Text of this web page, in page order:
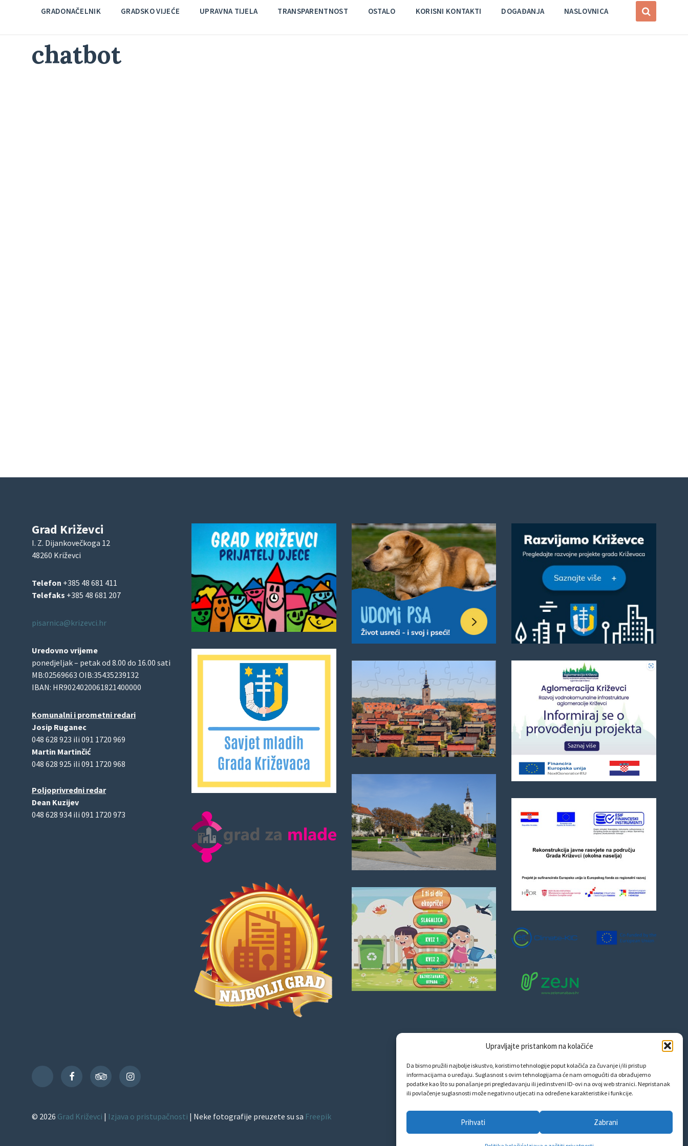
Upravljajte pristankom na kolačiće
Da bismo pružili najbolje iskustvo, koristimo tehnologije poput kolačića za čuvanje i/ili pristup
informacijama o uređaju. Suglasnost s ovim tehnologijama će nam omogućiti da obrađujemo
podatke kao što su ponašanje pri pregledavanju ili jedinstveni ID-ovi na ovoj web stranici. Nepristanak
ili povlačenje suglasnosti može negativno utjecati na određene karakteristike i funkcije.
Prihvati Zabrani
GRADONAČELNIK GRADSKO VIJEĆE UPRAVNA TIJELA TRANSPARENTNOST OSTALO KORISNI KONTAKTI DOGAĐANJA NASLOVNICA
chatbot
Grad Križevci
I. Z. Dijankovečkoga 12
48260 Križevci
Telefon +385 48 681 411
Telefaks +385 48 681 207
pisarnica@krizevci.hr
Uredovno vrijeme
ponedjeljak – petak od 8.00 do 16.00 sati
MB:02569663 OIB:35435239132
IBAN: HR9024020061821400000
Komunalni i prometni redari
Josip Ruganec
048 628 923 ili 091 1720 969
Martin Martinčić
048 628 925 ili 091 1720 968
Poljoprivredni redar
Dean Kuzijev
048 628 934 ili 091 1720 973
TikTok
FacebookTripAdvisorInstagram
© 2026 Grad Križevci | Izjava o pristupačnosti | Neke fotografije preuzete su sa Freepik